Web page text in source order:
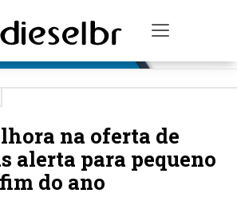
Toggle
na oferta de
alerta para pequeno
do ano